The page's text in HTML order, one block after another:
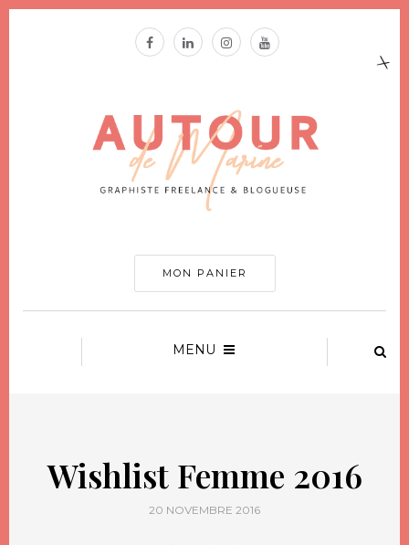
MON PANIER
MENU
Wishlist Femme 2016
20 NOVEMBRE 2016